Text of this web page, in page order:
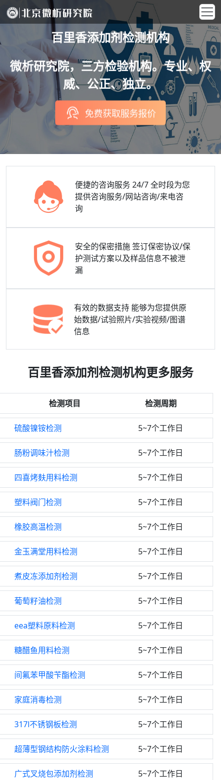
百里香添加剂检测机构
微析研究院，三方检验机构。专业、权
威、公正、独立。
免费获取服务报价
便捷的咨询服务24/7 全时段为您
提供咨询服务/网站咨询/来电咨
询
安全的保密措施 签订保密协议/保
护测试方案以及样品信息不被泄
漏
有效的数据支持 能够为您提供原
始数据/试验照片/实验视频/图谱
信息
百里香添加剂检测机构更多服务
检测项目 检测周期
硫酸镍铵检测 5~7个工作日
肠粉调味汁检测 5~7个工作日
四喜烤麸用料检测 5~7个工作日
塑料阀门检测 5~7个工作日
橡胶高温检测 5~7个工作日
金玉满堂用料检测 5~7个工作日
煮皮冻添加剂检测 5~7个工作日
葡萄籽油检测 5~7个工作日
eea塑料原料检测 5~7个工作日
糖醋鱼用料检测 5~7个工作日
间氟苯甲酸苄酯检测 5~7个工作日
家庭消毒检测 5~7个工作日
317l不锈钢板检测 5~7个工作日
超薄型钢结构防火涂料检测 5~7个工作日
广式叉烧包添加剂检测 5~7个工作日